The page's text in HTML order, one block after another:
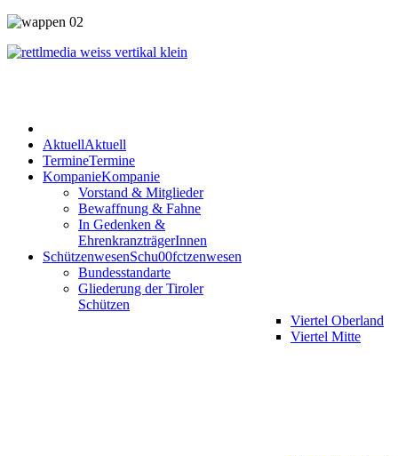
AktuellAktuell
TermineTermine
KompanieKompanie
Vorstand & Mitglieder
Bewaffnung & Fahne
In Gedenken &
EhrenkranzträgerInnen
SchützenwesenSchu00fctzenwesen
Bundesstandarte
Gliederung der Tiroler
Schützen
Viertel Oberland
Viertel Mitte